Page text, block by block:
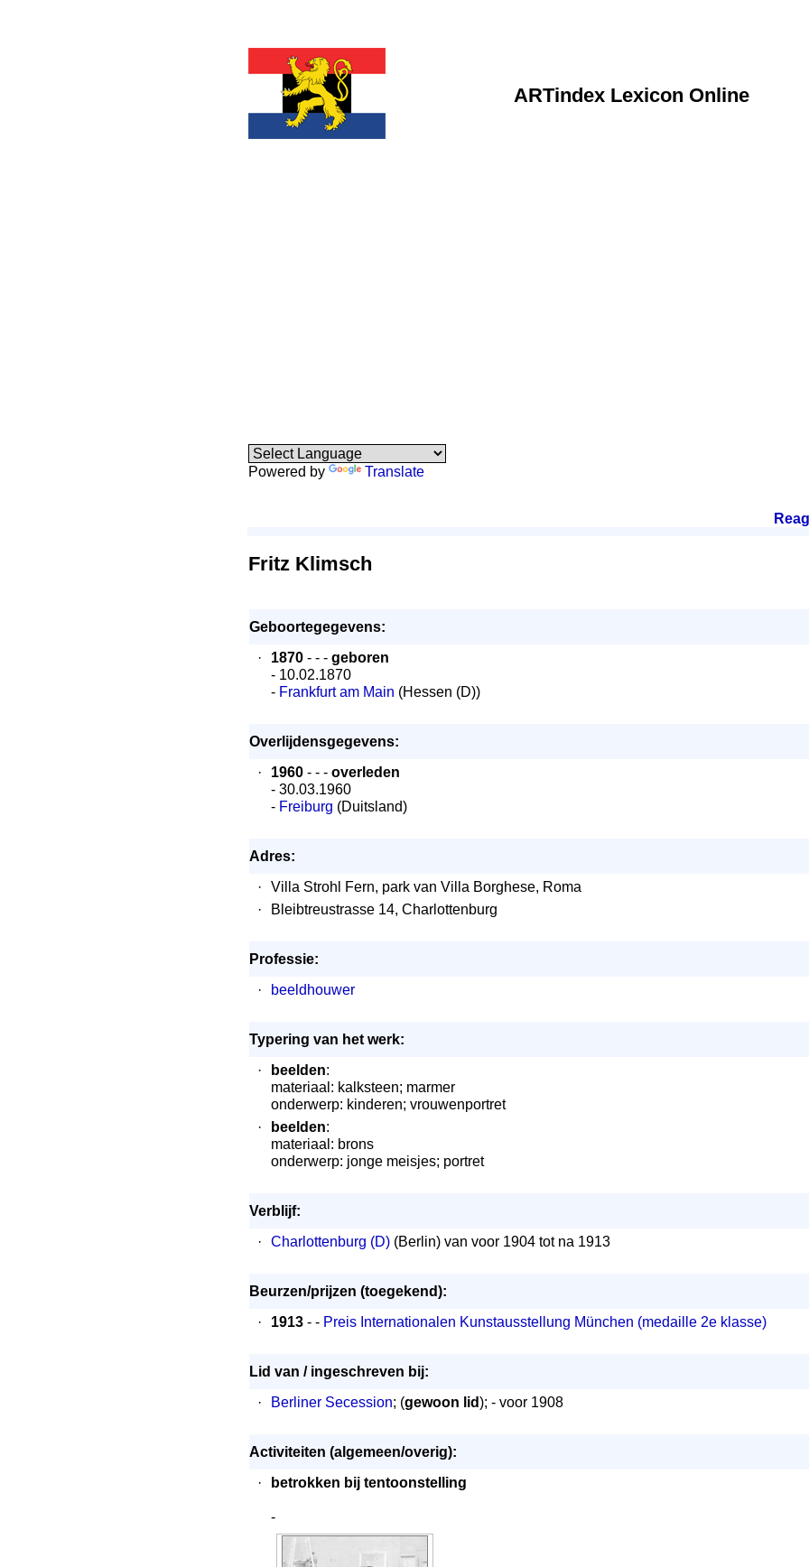
ARTindex Lexicon Online
Powered by Translate
Fritz Klimsch
Geboortegegevens:
·
1870 - - - geboren
- 10.02.1870
- Frankfurt am Main (Hessen (D))
Overlijdensgegevens:
·
1960 - - - overleden
- 30.03.1960
- Freiburg (Duitsland)
Adres:
·
Villa Strohl Fern, park van Villa Borghese, Roma
·
Bleibtreustrasse 14, Charlottenburg
Professie:
·
beeldhouwer
Typering van het werk:
·
beelden:
materiaal: kalksteen; marmer
onderwerp: kinderen; vrouwenportret
·
beelden:
materiaal: brons
onderwerp: jonge meisjes; portret
Verblijf:
·
Charlottenburg (D) (Berlin) van voor 1904 tot na 1913
Beurzen/prijzen (toegekend):
·
1913 - - Preis Internationalen Kunstausstellung München (medaille 2e klasse)
Lid van / ingeschreven bij:
·
Berliner Secession; (gewoon lid); - voor 1908
Activiteiten (algemeen/overig):
·
betrokken bij tentoonstelling
-